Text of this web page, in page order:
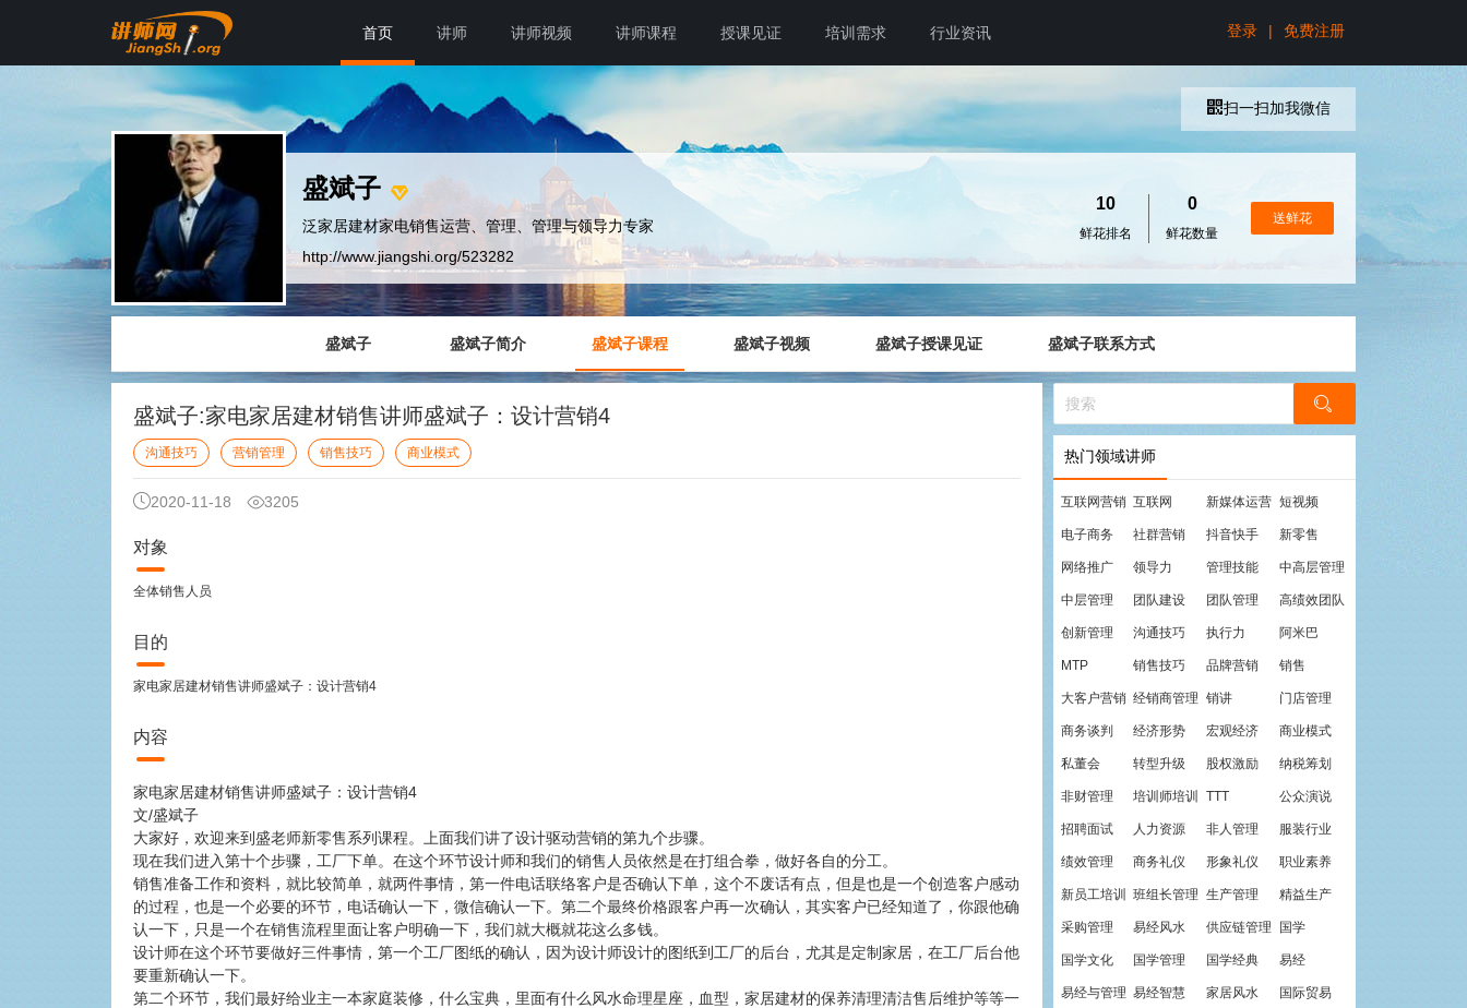
首页 讲师 讲师视频 讲师课程 授课见证 培训需求 行业资讯 登录 | 免费注册
盛斌子
泛家居建材家电销售运营、管理、管理与领导力专家
http://www.jiangshi.org/523282
10
鲜花排名
0
鲜花数量
送鲜花
扫一扫加我微信
盛斌子 盛斌子简介 盛斌子课程 盛斌子视频 盛斌子授课见证 盛斌子联系方式
盛斌子:家电家居建材销售讲师盛斌子：设计营销4
沟通技巧 营销管理 销售技巧 商业模式
2020-11-18 3205
对象
全体销售人员
目的
家电家居建材销售讲师盛斌子：设计营销4
内容
家电家居建材销售讲师盛斌子：设计营销4
文/盛斌子
大家好，欢迎来到盛老师新零售系列课程。上面我们讲了设计驱动营销的第九个步骤。
现在我们进入第十个步骤，工厂下单。在这个环节设计师和我们的销售人员依然是在打组合拳，做好各自的分工。
销售准备工作和资料，就比较简单，就两件事情，第一件电话联络客户是否确认下单，这个不废话有点，但是也是一个创造客户感动
的过程，也是一个必要的环节，电话确认一下，微信确认一下。第二个最终价格跟客户再一次确认，其实客户已经知道了，你跟他确
认一下，只是一个在销售流程里面让客户明确一下，我们就大概就花这么多钱。
设计师在这个环节要做好三件事情，第一个工厂图纸的确认，因为设计师设计的图纸到工厂的后台，尤其是定制家居，在工厂后台他
要重新确认一下。
第二个环节，我们最好给业主一本家庭装修，什么宝典，里面有什么风水命理星座，血型，家居建材的保养清理清洁售后维护等等一
热门领域讲师
互联网营销 互联网 新媒体运营 短视频
电子商务 社群营销 抖音快手 新零售
网络推广 领导力 管理技能 中高层管理
中层管理 团队建设 团队管理 高绩效团队
创新管理 沟通技巧 执行力 阿米巴
MTP 销售技巧 品牌营销 销售
大客户营销 经销商管理 销讲 门店管理
商务谈判 经济形势 宏观经济 商业模式
私董会 转型升级 股权激励 纳税筹划
非财管理 培训师培训 TTT 公众演说
招聘面试 人力资源 非人管理 服装行业
绩效管理 商务礼仪 形象礼仪 职业素养
新员工培训 班组长管理 生产管理 精益生产
采购管理 易经风水 供应链管理 国学
国学文化 国学管理 国学经典 易经
易经与管理 易经智慧 家居风水 国际贸易